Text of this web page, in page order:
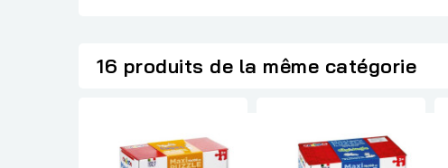
16 produits de la même catégorie